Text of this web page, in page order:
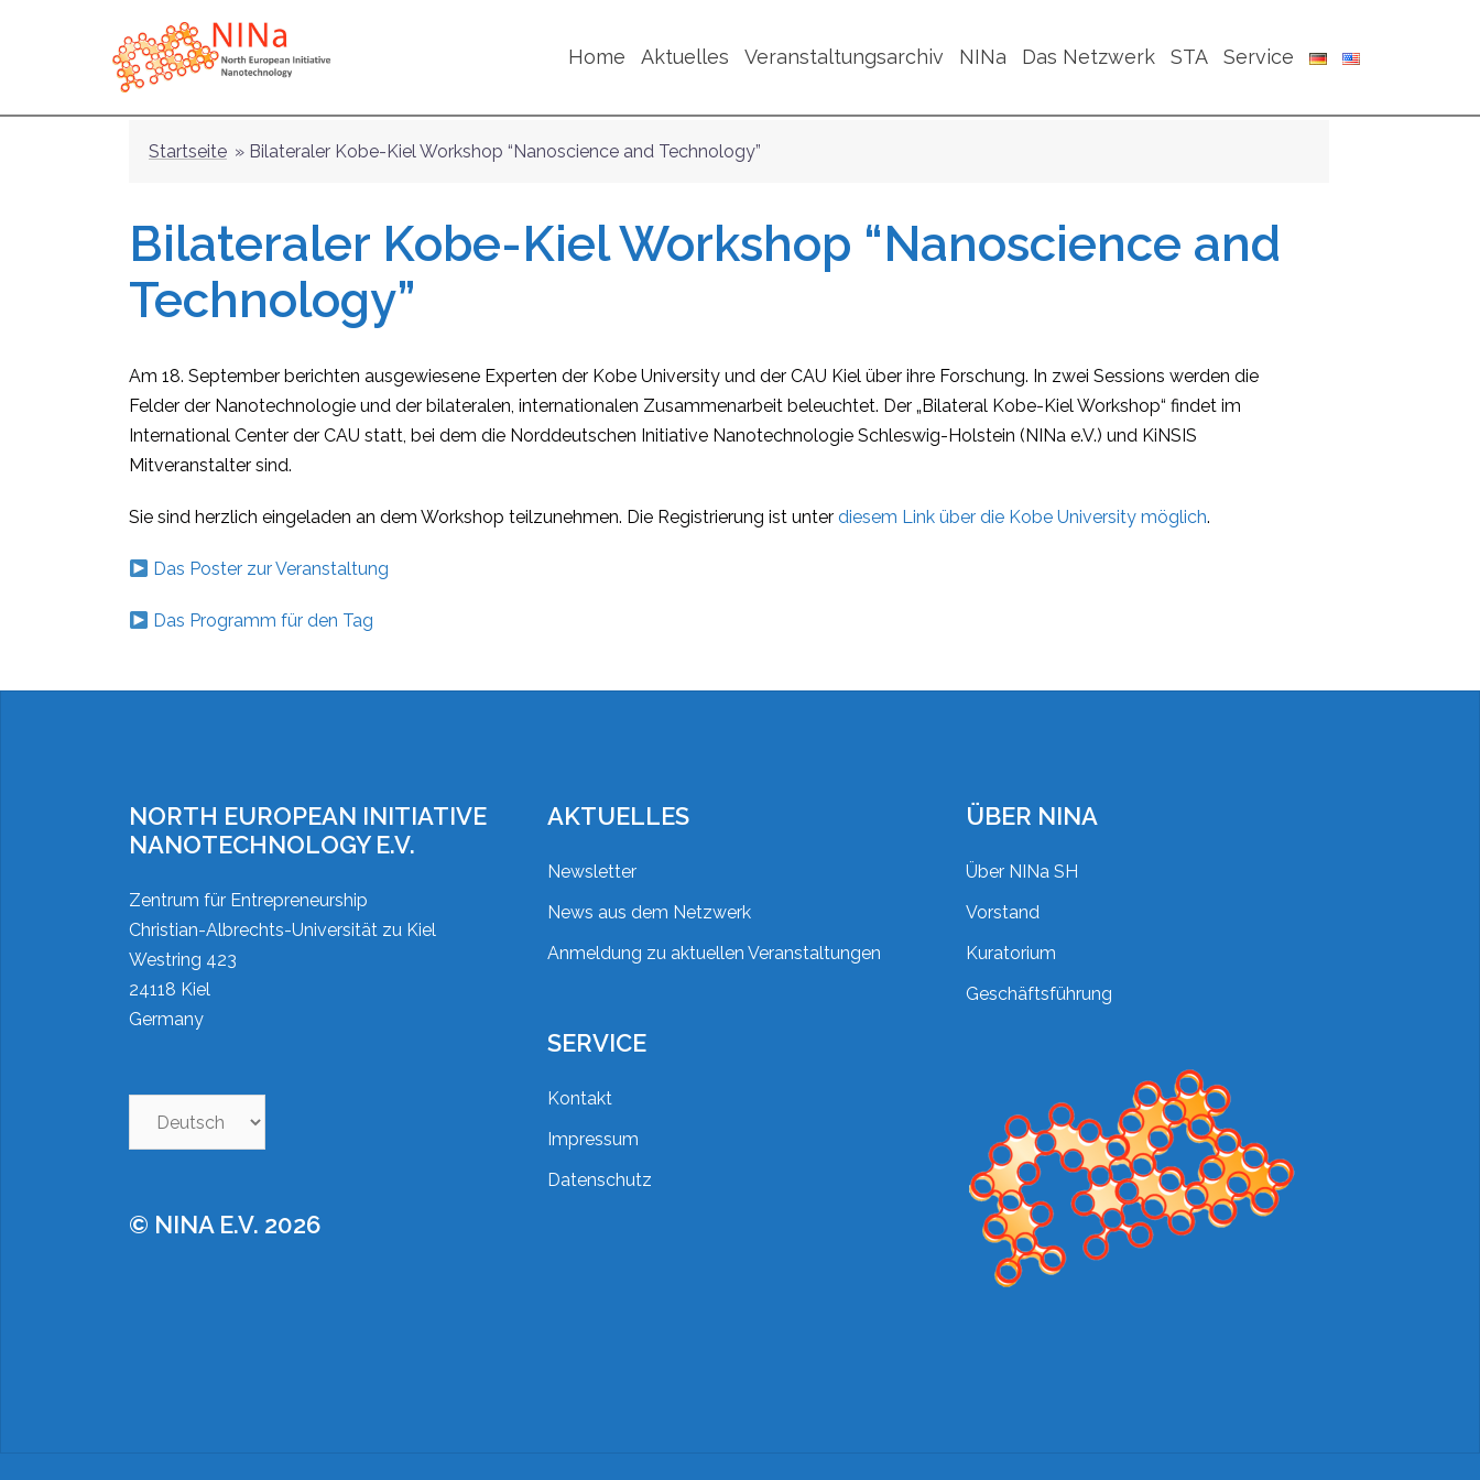
Home Aktuelles Veranstaltungsarchiv NINa Das Netzwerk STA Service
Startseite » Bilateraler Kobe-Kiel Workshop “Nanoscience and Technology”
Bilateraler Kobe-Kiel Workshop “Nanoscience and
Technology”
Am 18. September berichten ausgewiesene Experten der Kobe University und der CAU Kiel über ihre Forschung. In zwei Sessions werden die
Felder der Nanotechnologie und der bilateralen, internationalen Zusammenarbeit beleuchtet. Der „Bilateral Kobe-Kiel Workshop“ findet im
International Center der CAU statt, bei dem die Norddeutschen Initiative Nanotechnologie Schleswig-Holstein (NINa e.V.) und KiNSIS
Mitveranstalter sind.
Sie sind herzlich eingeladen an dem Workshop teilzunehmen. Die Registrierung ist unter diesem Link über die Kobe University möglich.
Das Poster zur Veranstaltung
Das Programm für den Tag
NORTH EUROPEAN INITIATIVE
NANOTECHNOLOGY E.V.
Zentrum für Entrepreneurship
Christian-Albrechts-Universität zu Kiel
Westring 423
24118 Kiel
Germany
© NINA E.V. 2026
AKTUELLES
Newsletter
News aus dem Netzwerk
Anmeldung zu aktuellen Veranstaltungen
SERVICE
Kontakt
Impressum
Datenschutz
ÜBER NINA
Über NINa SH
Vorstand
Kuratorium
Geschäftsführung